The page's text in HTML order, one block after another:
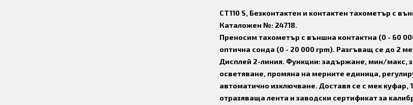
CT110 S, Безконтактен и контактен тахометър с
Каталожен №: 24718.
Преносим тахометър с външна контактна (0 - 60
оптична сонда (0 - 20 000 rpm). Разгъващ се до 2
Дисплей 2-линия. Функции: задържане, мин/макс,
осветяване, промяна на мерните единица,
автоматично изключване. Доставя се с мек куфар,
отразяваща лента и заводски сертификат за